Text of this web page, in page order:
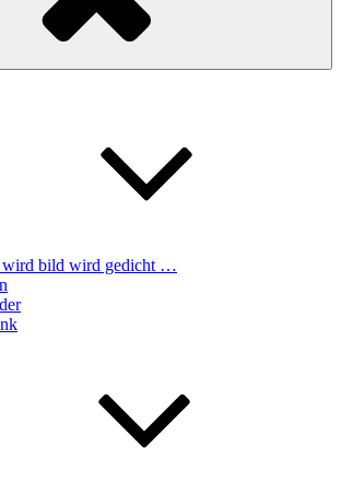
wird bild wird gedicht …